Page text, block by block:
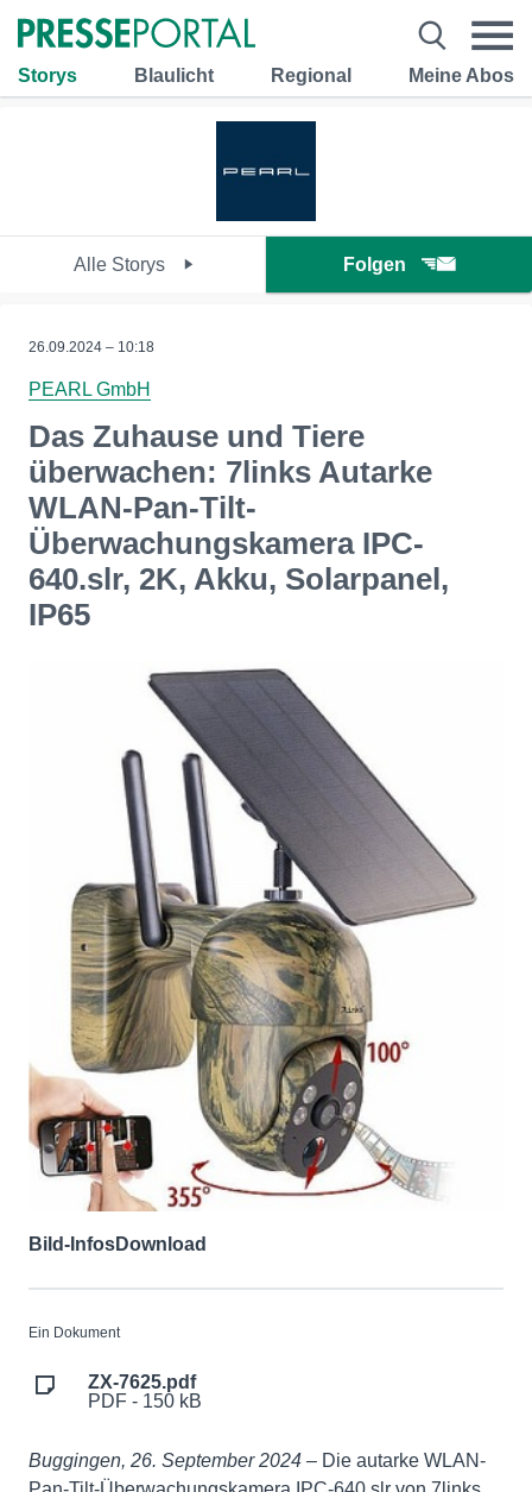
Storys Blaulicht Regional Meine Abos
Alle Storys Folgen
26.09.2024 – 10:18
PEARL GmbH
Das Zuhause und Tiere
überwachen: 7links Autarke
WLAN-Pan-Tilt-
Überwachungskamera IPC-
640.slr, 2K, Akku, Solarpanel,
IP65
Bild-InfosDownload
Ein Dokument
ZX-7625.pdf
PDF - 150 kB
Buggingen, 26. September 2024 – Die autarke WLAN-